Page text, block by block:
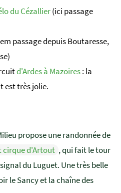
du Cézallier(ici passage
passage depuis Boutaresse,
d'Ardes à Mazoires: la
est très jolie.
propose une randonnée de
cirque d'Artout , qui fait le tour
du Luguet. Une très belle
le Sancy et la chaîne des